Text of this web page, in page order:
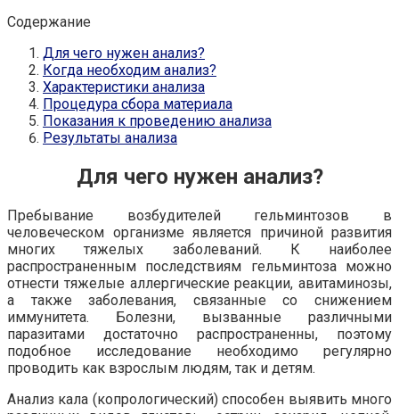
Содержание
Для чего нужен анализ?
Когда необходим анализ?
Характеристики анализа
Процедура сбора материала
Показания к проведению анализа
Результаты анализа
Для чего нужен анализ?
Пребывание возбудителей гельминтозов в
человеческом организме является причиной развития
многих тяжелых заболеваний. К наиболее
распространенным последствиям гельминтоза можно
отнести тяжелые аллергические реакции, авитаминозы,
а также заболевания, связанные со снижением
иммунитета. Болезни, вызванные различными
паразитами достаточно распространенны, поэтому
подобное исследование необходимо регулярно
проводить как взрослым людям, так и детям.
Анализ кала (копрологический) способен выявить много